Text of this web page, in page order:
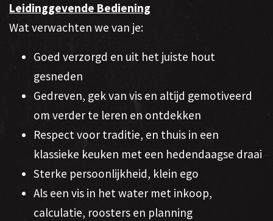
Leidinggevende Bediening
Wat verwachten we van je:
Goed verzorgd en uit het juiste hout
gesneden
Gedreven, gek van vis en altijd gemotiveerd
om verder te leren en ontdekken
Respect voor traditie, en thuis in een
klassieke keuken met een hedendaagse draai
Sterke persoonlijkheid, klein ego
Als een vis in het water met inkoop,
calculatie, roosters en planning